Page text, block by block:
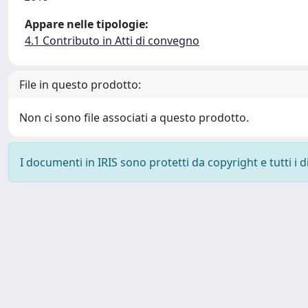
Appare nelle tipologie:
4.1 Contributo in Atti di convegno
File in questo prodotto:
Non ci sono file associati a questo prodotto.
I documenti in IRIS sono protetti da copyright e tutti i